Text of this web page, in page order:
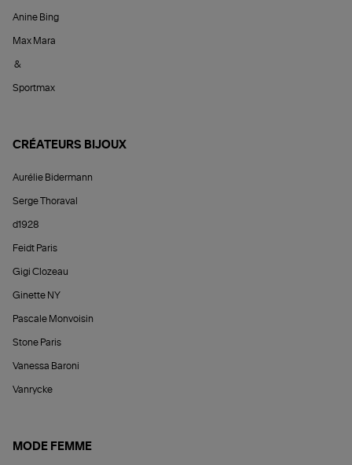
Anine Bing
Max Mara
&
Sportmax
CRÉATEURS BIJOUX
Aurélie Bidermann
Serge Thoraval
d1928
Feidt Paris
Gigi Clozeau
Ginette NY
Pascale Monvoisin
Stone Paris
Vanessa Baroni
Vanrycke
MODE FEMME